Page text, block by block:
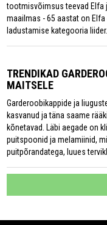
tootmisvõimsus teevad Elfa
maailmas - 65 aastat on
ladustamise kategooria liider.
TRENDIKAD
MAITSELE
Garderoobikappide ja
kasvanud ja täna saame
kõnetavad. Läbi aegade on
puitspoonid ja melamiinid,
puitpõrandatega, luues